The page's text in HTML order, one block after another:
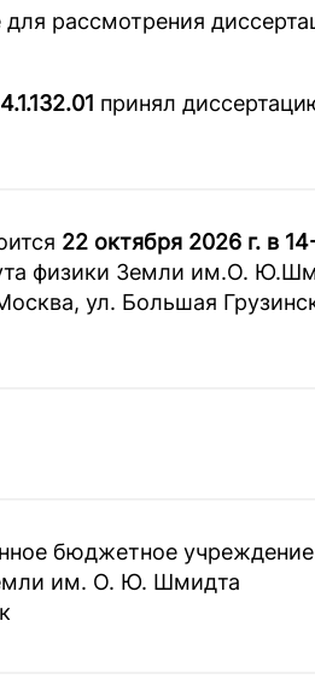
рассмотрения
принял
22 октября 2026 г. в
физики Земли им.О.
ул. Большая
бюджетное учреждение
им. О. Ю. Шмидта